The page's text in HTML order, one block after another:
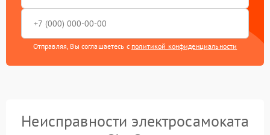
Отправляя, Вы соглашаетесь с политикой конфиденциальности
Неисправности электросамоката